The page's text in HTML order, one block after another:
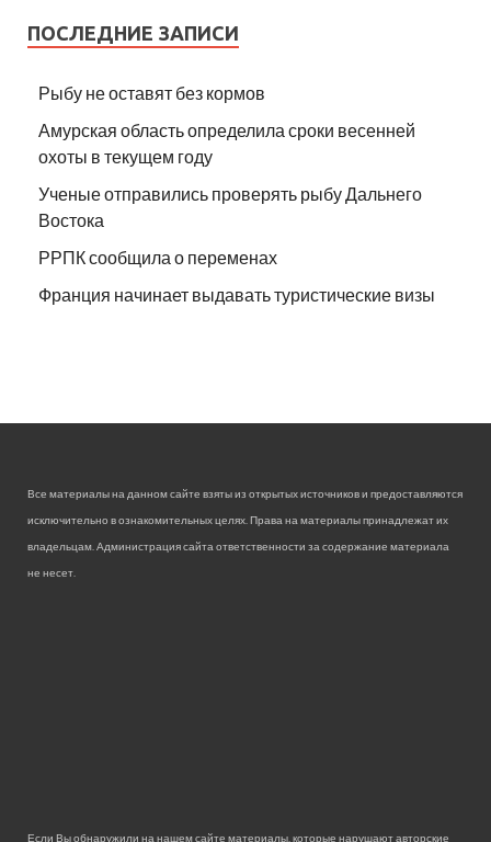
ПОСЛЕДНИЕ ЗАПИСИ
Рыбу не оставят без кормов
Амурская область определила сроки весенней
охоты в текущем году
Ученые отправились проверять рыбу Дальнего
Востока
РРПК сообщила о переменах
Франция начинает выдавать туристические визы
Все материалы на данном сайте взяты из открытых источников и предоставляются
исключительно в ознакомительных целях. Права на материалы принадлежат их
владельцам. Администрация сайта ответственности за содержание материала
не несет.
Если Вы обнаружили на нашем сайте материалы, которые нарушают авторские